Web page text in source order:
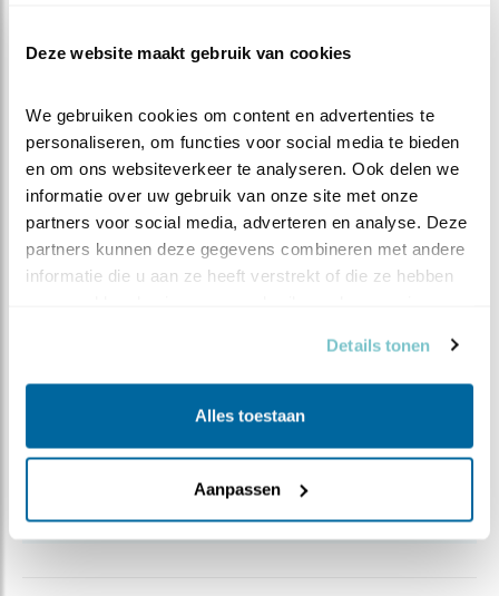
Deze website maakt gebruik van cookies
We gebruiken cookies om content en advertenties te
personaliseren, om functies voor social media te bieden
en om ons websiteverkeer te analyseren. Ook delen we
informatie over uw gebruik van onze site met onze
partners voor social media, adverteren en analyse. Deze
partners kunnen deze gegevens combineren met andere
informatie die u aan ze heeft verstrekt of die ze hebben
Details tonen
Alles toestaan
Aanpassen
het uitkiezen en lezen van een mooi vogelboek 😊.
Tip: De geheleNederlandsche vogelenkun je inzien via
de website van de Koninklijke Bibliotheek in Den Haag.
Viadeze linkkom je direct op de pagina van de
koolmees terecht!
Nu kunnen we vogels zelfs live streamen!